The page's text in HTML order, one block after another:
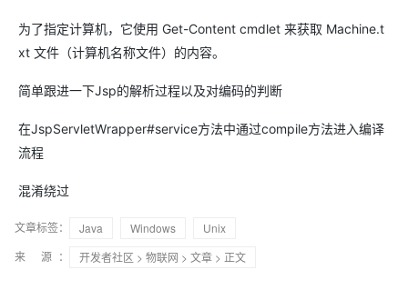
为了指定计算机，它使用 Get-Content cmdlet 来获取 Machine.t
xt 文件（计算机名称文件）的内容。
简单跟进一下Jsp的解析过程以及对编码的判断
在JspServletWrapper#service方法中通过compile方法进入编译
流程
混淆绕过
文章标签： Java Windows
Unix
来 源：
开发者社区 > 物联网 > 文章 > 正文